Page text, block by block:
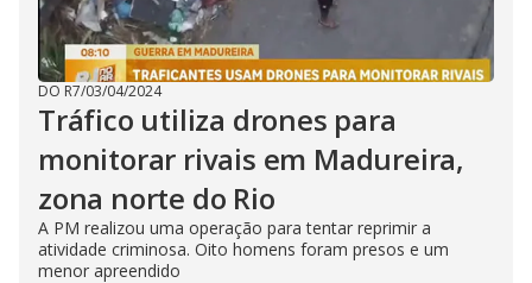
DO R7/03/04/2024
Tráfico utiliza drones para
monitorar rivais em Madureira,
zona norte do Rio
A PM realizou uma operação para tentar reprimir a
atividade criminosa. Oito homens foram presos e um
menor apreendido